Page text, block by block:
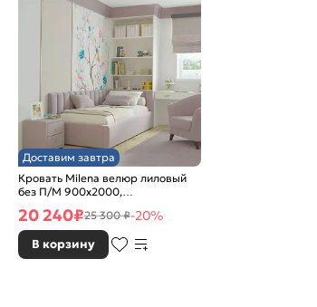
Доставим завтра
Кровать Milena велюр лиловый
без П/М 900x2000,
изголовье мягкое
20 240₽25 300 ₽-20%
В корзину